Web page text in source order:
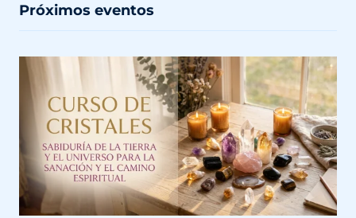
t
r
d
e
S
a
n
a
c
Próximos eventos